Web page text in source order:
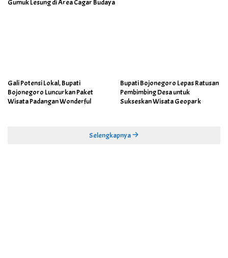
Gumuk Lesung di Area Cagar Budaya
Gali Potensi Lokal, Bupati
Bojonegoro Luncurkan Paket
Wisata Padangan Wonderful
Bupati Bojonegoro Lepas Ratusan
Pembimbing Desa untuk
Sukseskan Wisata Geopark
Selengkapnya